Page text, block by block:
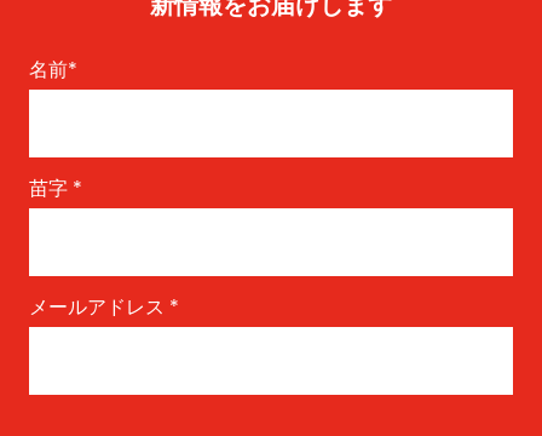
名前*
苗字 *
メールアドレス *